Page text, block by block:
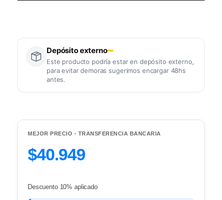
Depósito externo
Este producto podría estar en depósito externo,
para evitar demoras sugerimos encargar 48hs
antes.
MEJOR PRECIO - TRANSFERENCIA BANCARIA
$40.949
Descuento 10% aplicado